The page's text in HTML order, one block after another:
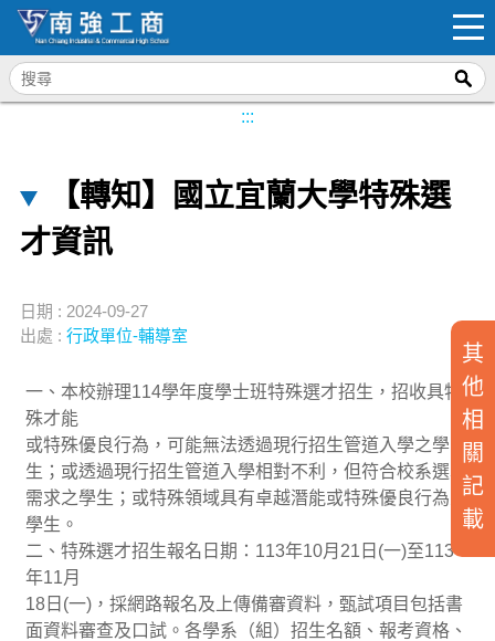
:::
【轉知】國立宜蘭大學特殊選
才資訊
日期 : 2024-09-27
出處 : 行政單位-輔導室
一、本校辦理114學年度學士班特殊選才招生，招收具特
殊才能
或特殊優良行為，可能無法透過現行招生管道入學之學
生；或透過現行招生管道入學相對不利，但符合校系選才
需求之學生；或特殊領域具有卓越潛能或特殊優良行為之
學生。
二、特殊選才招生報名日期：113年10月21日(一)至113
年11月
18日(一)，採網路報名及上傳備審資料，甄試項目包括書
面資料審查及口試。各學系（組）招生名額、報考資格、
其
他
相
關
記
載